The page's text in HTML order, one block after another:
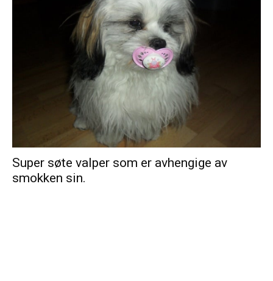
Super søte valper som er avhengige av
smokken sin.